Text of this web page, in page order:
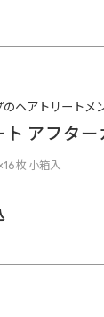
ヘアトリートメ
アフタ
枚 小箱入